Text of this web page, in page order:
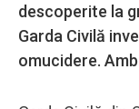
descoperite la
Garda Civilă
omucidere.